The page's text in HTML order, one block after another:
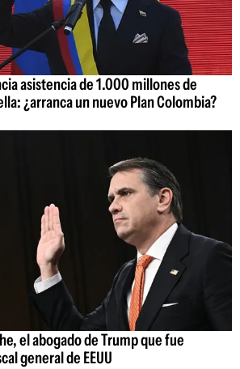
asistencia de 1.000 millones de
¿arranca un nuevo Plan Colombia?
el abogado de Trump que fue
general de EEUU